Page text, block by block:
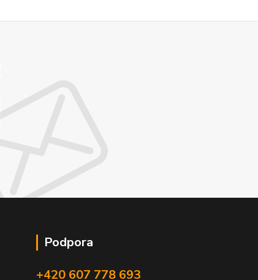
Podpora
+420 607 778 693